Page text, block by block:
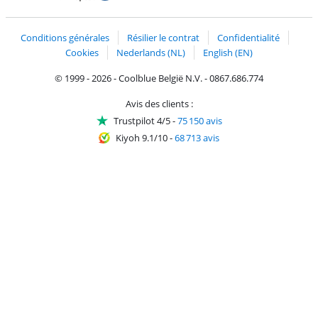
Conditions générales Résilier le contrat
Confidentialité
Cookies
Nederlands (NL)
English (EN)
© 1999 - 2026 - Coolblue België N.V. - 0867.686.774
Avis des clients :
Trustpilot 4/5-75 150 avis
Kiyoh 9.1/10-68 713 avis